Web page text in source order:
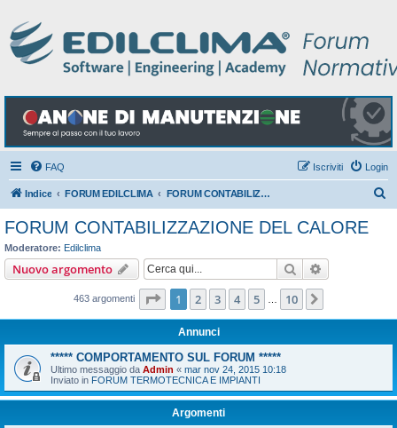
FAQ Login
Iscriviti
Indice FORUM EDILCLIMA FORUM CONTABILIZZAZIONE DEL CALORE
FORUM CONTABILIZZAZIONE DEL CALORE
Moderatore: Edilclima
Nuovo argomento Cerca
463 argomenti Pagina di 10
1 2 3 4 5 10
Annunci
***** COMPORTAMENTO SUL FORUM *****
Ultimo messaggio da Admin « mar nov 24, 2015 10:18
Inviato in FORUM TERMOTECNICA E IMPIANTI
Argomenti